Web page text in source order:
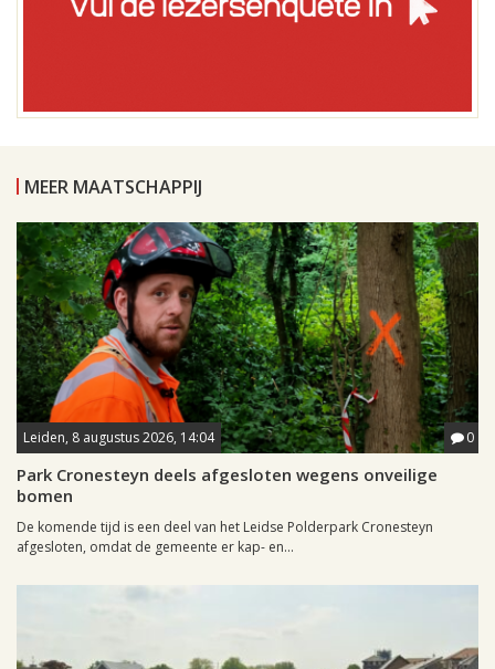
MEER MAATSCHAPPIJ
Leiden, 8 augustus 2026, 14:04 0
Park Cronesteyn deels afgesloten wegens onveilige
bomen
De komende tijd is een deel van het Leidse Polderpark Cronesteyn
afgesloten, omdat de gemeente er kap- en...